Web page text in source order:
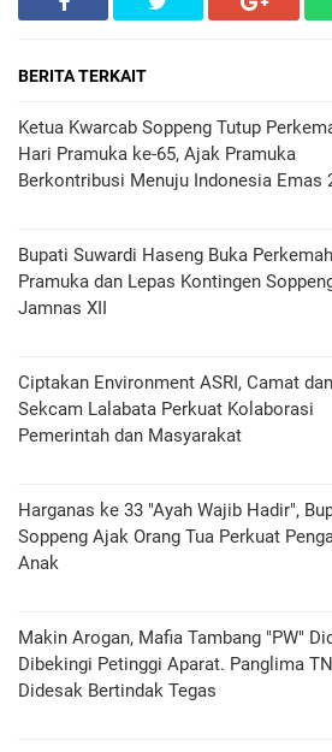
BERITA TERKAIT
Ketua Kwarcab Soppeng Tutup
Hari Pramuka ke-65, Ajak Pramuka
Berkontribusi Menuju Indonesia Emas
Bupati Suwardi Haseng Buka
Pramuka dan Lepas Kontingen
Jamnas XII
Ciptakan Environment ASRI, Camat dan
Sekcam Lalabata Perkuat Kolaborasi
Pemerintah dan Masyarakat
Harganas ke 33 "Ayah Wajib Hadir",
Soppeng Ajak Orang Tua Perkuat
Anak
Makin Arogan, Mafia Tambang "PW"
Dibekingi Petinggi Aparat. Panglima
Didesak Bertindak Tegas